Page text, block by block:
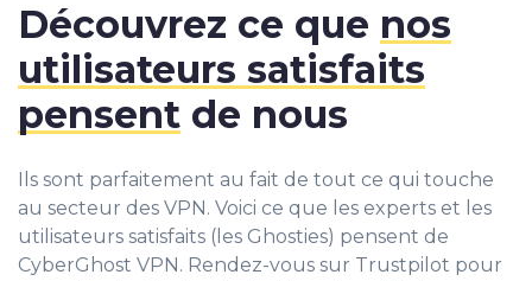
Découvrez ce que nos
utilisateurs satisfaits
pensent de nous
Ils sont parfaitement au fait de tout ce qui touche
au secteur des VPN. Voici ce que les experts et les
utilisateurs satisfaits (les Ghosties) pensent de
CyberGhost VPN. Rendez-vous sur Trustpilot pour